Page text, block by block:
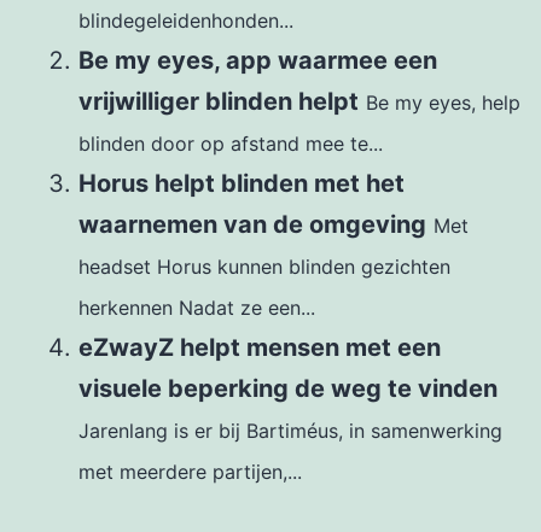
blindegeleidenhonden...
Be my eyes, app waarmee een
vrijwilliger blinden helpt Be my eyes, help
blinden door op afstand mee te...
Horus helpt blinden met het
waarnemen van de omgeving Met
headset Horus kunnen blinden gezichten
herkennen Nadat ze een...
eZwayZ helpt mensen met een
visuele beperking de weg te vinden
Jarenlang is er bij Bartiméus, in samenwerking
met meerdere partijen,...